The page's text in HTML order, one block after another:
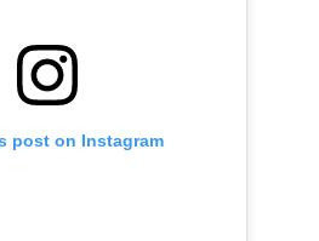
post on Instagram